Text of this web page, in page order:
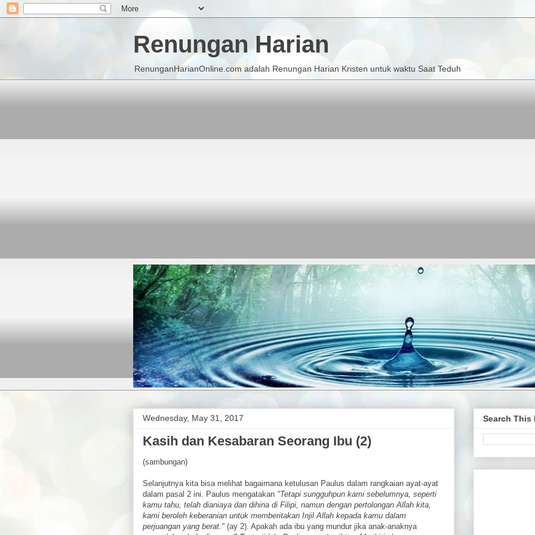
Renungan Harian
RenunganHarianOnline.com adalah Renungan Harian Kristen untuk waktu Saat Teduh
Wednesday, May 31, 2017
Kasih dan Kesabaran Seorang Ibu (2)
(sambungan)
Selanjutnya kita bisa melihat bagaimana ketulusan Paulus dalam rangkaian ayat-ayat
dalam pasal 2 ini. Paulus mengatakan "Tetapi sungguhpun kami sebelumnya, seperti
kamu tahu, telah dianiaya dan dihina di Filipi, namun dengan pertolongan Allah kita,
kami beroleh keberanian untuk memberitakan Injil Allah kepada kamu dalam
perjuangan yang berat." (ay 2). Apakah ada ibu yang mundur jika anak-anaknya
Search This